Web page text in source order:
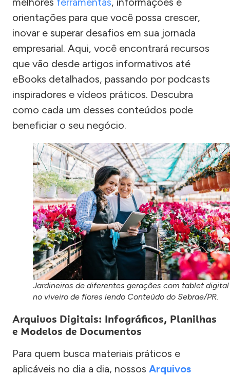
orientações para que você possa crescer,
inovar e superar desafios em sua jornada
empresarial. Aqui, você encontrará recursos
que vão desde artigos informativos até
eBooks detalhados, passando por podcasts
inspiradores e vídeos práticos. Descubra
como cada um desses conteúdos pode
beneficiar o seu negócio.
Jardineiros de diferentes gerações com tablet digital
no viveiro de flores lendo Conteúdo do Sebrae/PR.
Arquivos Digitais: Infográficos, Planilhas
e Modelos de Documentos
Para quem busca materiais práticos e
aplicáveis no dia a dia, nossos Arquivos